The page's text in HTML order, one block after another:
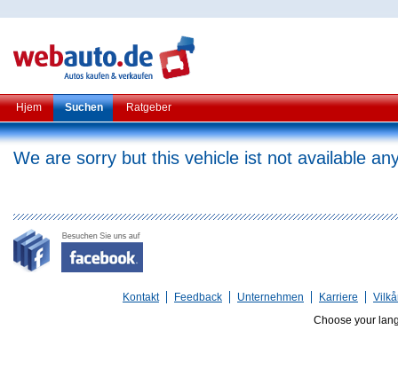
Hjem Suchen Ratgeber
We are sorry but this vehicle ist not available
Kontakt Feedback Unternehmen Karriere
Choose your